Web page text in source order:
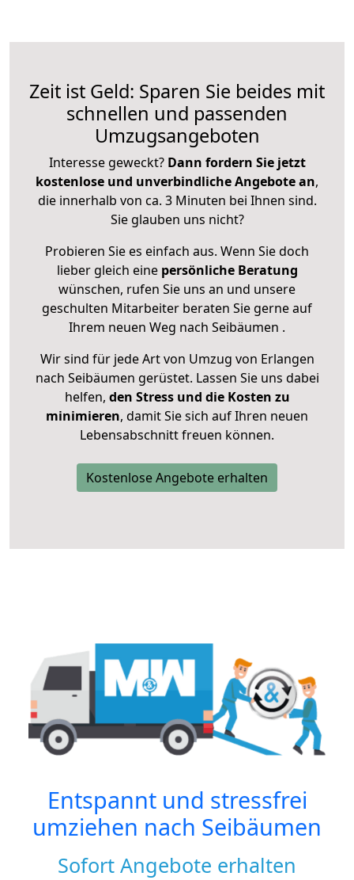
Zeit ist Geld: Sparen Sie beides mit
schnellen und passenden
Umzugsangeboten
Interesse geweckt? Dann fordern Sie jetzt
kostenlose und unverbindliche Angebote an,
die innerhalb von ca. 3 Minuten bei Ihnen sind.
Sie glauben uns nicht?
Probieren Sie es einfach aus. Wenn Sie doch
lieber gleich eine persönliche Beratung
wünschen, rufen Sie uns an und unsere
geschulten Mitarbeiter beraten Sie gerne auf
Ihrem neuen Weg nach Seibäumen .
Wir sind für jede Art von Umzug von Erlangen
nach Seibäumen gerüstet. Lassen Sie uns dabei
helfen, den Stress und die Kosten zu
minimieren, damit Sie sich auf Ihren neuen
Lebensabschnitt freuen können.
Kostenlose Angebote erhalten
Entspannt und stressfrei
umziehen nach Seibäumen
Sofort Angebote erhalten